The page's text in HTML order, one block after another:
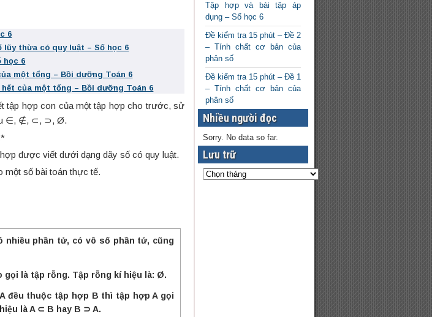
6
thừa có quy luật – Số học 6
học 6
một tổng – Bồi dưỡng Toán 6
của một tổng – Bồi dưỡng Toán 6
tập hợp con của một tập hợp cho trước, sử
∈, ∉, ⊂, ⊃, Ø.
được viết dưới dạng dãy số có quy luật.
một số bài toán thực tế.
nhiều phần tử, có vô số phần tử, cũng
gọi là tập rỗng. Tập rỗng kí hiệu là: Ø.
đều thuộc tập hợp B thì tập hợp A gọi
là A ⊂ B hay B ⊃ A.
Tập hợp và bài tập áp
dụng – Số học 6
Đề kiểm tra 15 phút – Đề 2
– Tính chất cơ bản của
phân số
Đề kiểm tra 15 phút – Đề 1
– Tính chất cơ bản của
phân số
Nhiều người đọc
Sorry. No data so far.
Lưu trữ